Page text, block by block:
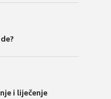
i liječenje